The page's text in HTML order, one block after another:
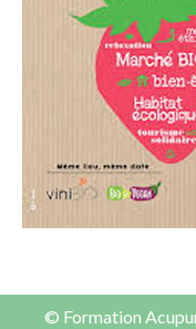
© Formation